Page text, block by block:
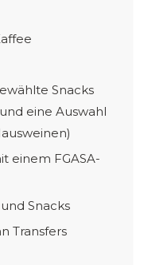
Snacks
eine Auswahl
einem FGASA-
Snacks
Transfers